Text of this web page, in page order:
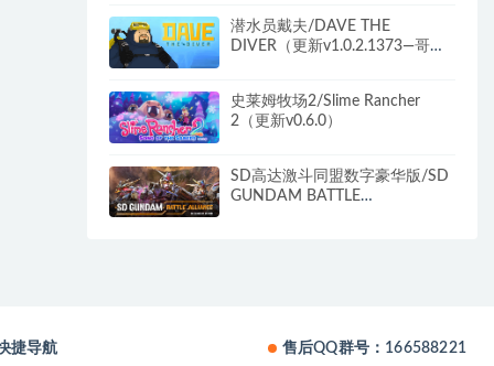
潜水员戴夫/DAVE THE
DIVER（更新v1.0.2.1373—哥斯
史莱姆牧场2/Slime Rancher
2（更新v0.6.0）
SD高达激斗同盟数字豪华版/SD
GUNDAM BATTLE
捷导航 售后QQ群号：166588221